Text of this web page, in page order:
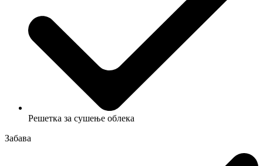
Решетка за сушење облека
Забава